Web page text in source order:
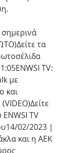
τα
TV:
με
και
TV
02/2023 |
και η ΑΕΚ